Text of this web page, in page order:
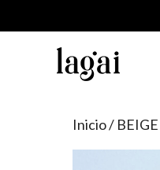
al
contenido
Inicio/ BEIGE